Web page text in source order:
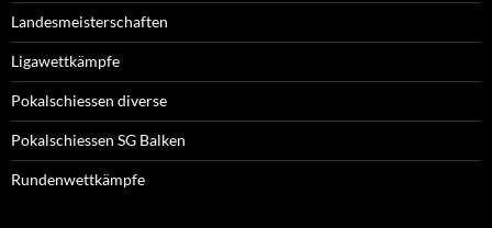
Landesmeisterschaften
Ligawettkämpfe
Pokalschiessen diverse
Pokalschiessen SG Balken
Rundenwettkämpfe